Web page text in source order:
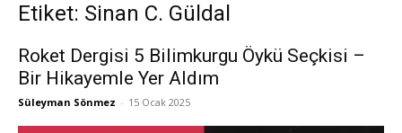
Etiket: Sinan C. Güldal
Roket Dergisi 5 Bilimkurgu Öykü Seçkisi –
Bir Hikayemle Yer Aldım
Süleyman Sönmez - 15 Ocak 2025